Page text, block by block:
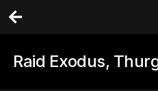
Raid Exodus,